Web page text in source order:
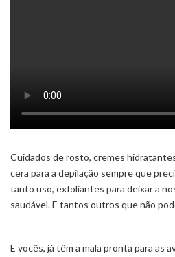
Cuidados de rosto, cremes
cera para a depilação sempre que
tanto uso, exfoliantes para deixar a
saudável. E tantos outros que não
E vocês, já têm a mala pronta para as